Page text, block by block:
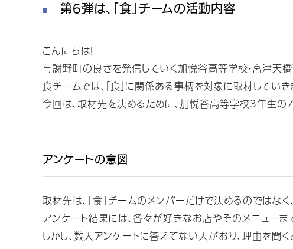
第6弾は、「食」チームの活動内容
こんにちは！
与謝野町の良さを発信していく加悦谷高等学校・宮津天
食チームでは、「食」に関係ある事柄を対象に取材していき
今回は、取材先を決めるために、加悦谷高等学校3年生の
アンケートの意図
取材先は、｢食｣チームのメンバーだけで決めるのではなく
アンケート結果には、各々が好きなお店やそのメニューま
しかし、数人アンケートに答えてない人がおり、理由を